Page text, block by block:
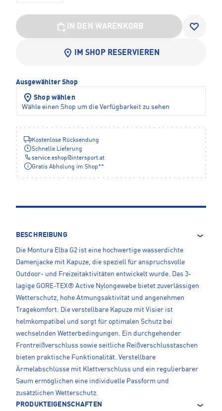
IN DEN WARENKORB
IM SHOP RESERVIEREN
Ausgewählter Shop
Shop wählen
Wähle einen Shop um die Verfügbarkeit zu sehen
Kostenlose Rücksendung
Schnelle Lieferung
service.eshop@ intersport.at
Gratis Abholung im Shop**
BESCHREIBUNG
Die Montura Elba G2 ist eine hochwertige wasserdichte
Damenjacke mit Kapuze, die speziell für anspruchsvolle
Outdoor- und Freizeitaktivitäten entwickelt wurde. Das 3-
lagige GORE-TEX® Active Nylongewebe bietet zuverlässigen
Wetterschutz, hohe Atmungsaktivität und angenehmen
Tragekomfort. Die verstellbare Kapuze mit Visier ist
helmkompatibel und sorgt für optimalen Schutz bei
wechselnden Wetterbedingungen. Ein durchgehender
Frontreißverschluss sowie seitliche Reißverschlusstaschen
bieten praktische Funktionalität. Verstellbare
Ärmelabschlüsse mit Klettverschluss und ein regulierbarer
Saum ermöglichen eine individuelle Passform und
zusätzlichen Wetterschutz.
PRODUKTEIGENSCHAFTEN